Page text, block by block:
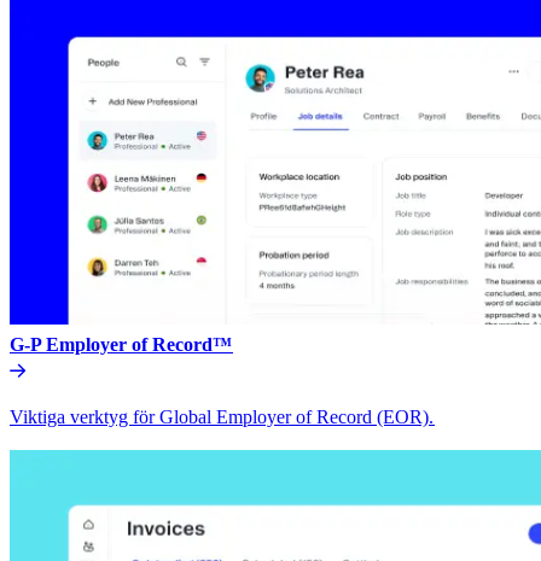
G-P Employer of Record™​​
Viktiga verktyg för Global Employer of Record (EOR).​​